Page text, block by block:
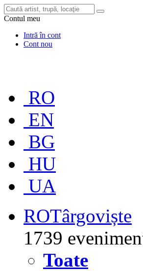
Contul meu
Intră în cont
Cont nou
RO
EN
BG
HU
UA
ROTârgoviște
1739
Toate